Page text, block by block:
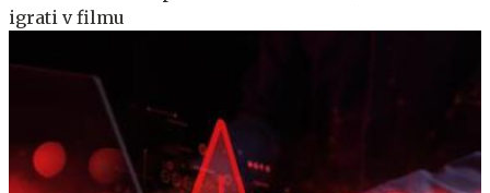
igrati v filmu